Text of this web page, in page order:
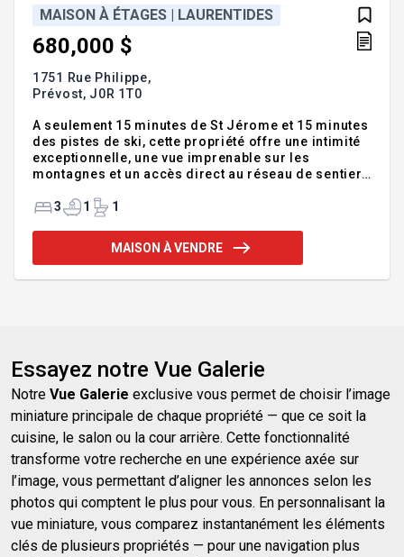
MAISON À ÉTAGES | LAURENTIDES
680,000 $
1751 Rue Philippe,
Prévost, J0R 1T0
A seulement 15 minutes de St Jérome et 15 minutes
des pistes de ski, cette propriété offre une intimité
exceptionnelle, une vue imprenable sur les
montagnes et un accès direct au réseau de sentiers
boisé arrière. Un environnement naturel rare et
dès l'entrée grâce à sa fenestration abondante qui
met en valeur le paysage. Les aires de vie ouvertes
3 1 1
MAISON À VENDRE
Essayez notre Vue Galerie
Notre Vue Galerie exclusive vous permet de choisir l’image
miniature principale de chaque propriété — que ce soit la
cuisine, le salon ou la cour arrière. Cette fonctionnalité
transforme votre recherche en une expérience axée sur
l’image, vous permettant d’aligner les annonces selon les
photos qui comptent le plus pour vous. En personnalisant la
vue miniature, vous comparez instantanément les éléments
clés de plusieurs propriétés — pour une navigation plus